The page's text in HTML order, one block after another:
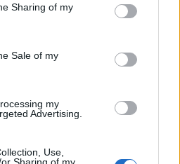
behaviour. You may click to
and its third-party tags to
purposes in below Google
Sharing of my
Sale of my
my
Advertising.
Use,
Sharing of my
d’allarme che spinge a una
interne. Nessun
sentire al di sopra della
apertamente colpita
la strada è ancora
come società, assicurarci
e non la regola?